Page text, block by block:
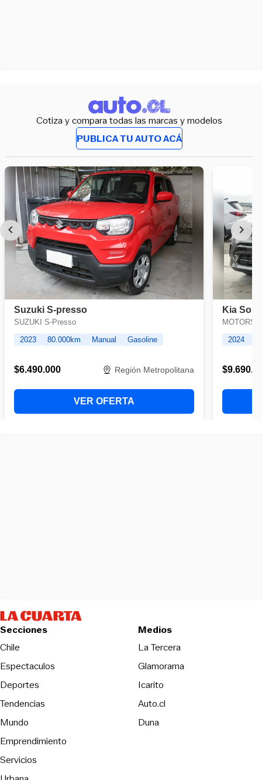
Cotiza y compara todas las marcas y modelos
PUBLICA TU AUTO ACÁ
Secciones
Chile
Espectaculos
Deportes
Tendencias
Mundo
Emprendimiento
Servicios
Medios
La TerceraOpens in new
Glamorama
Icarito
Auto.cl
DunaOpens in new window